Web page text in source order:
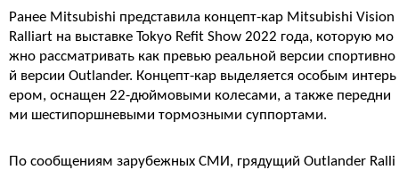
Ранее Mitsubishi представила концепт-кар Mitsubishi Vision
Ralliart на выставке Tokyo Refit Show 2022 года, которую мо
жно рассматривать как превью реальной версии спортивно
й версии Outlander. Концепт-кар выделяется особым интерь
ером, оснащен 22-дюймовыми колесами, а также передни
ми шестипоршневыми тормозными суппортами.
По сообщениям зарубежных СМИ, грядущий Outlander Ralli